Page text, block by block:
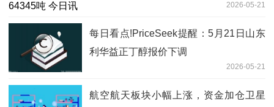
2026-05-21
每日看点!PriceSeek提醒：5月21日山东
利华益正丁醇报价下调
2026-05-21
航空航天板块小幅上涨，资金加仓卫星